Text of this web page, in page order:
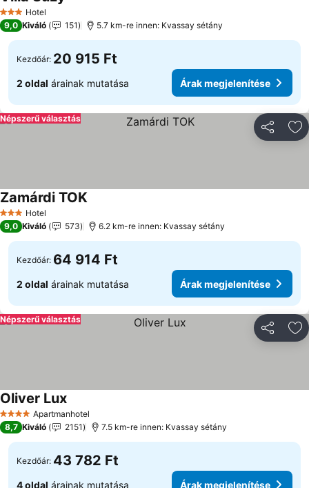
3 Kategória
Hotel
9,0 Kiváló 151 5.7 km-re innen: Kvassay sétány
Kezdőár: 20 915 Ft
2 oldal árainak mutatása Árak megjelenítése
Népszerű választás
3 Kategória
Hotel
Zamárdi TOK
9,0 Kiváló 573 6.2 km-re innen: Kvassay sétány
Kezdőár: 64 914 Ft
2 oldal árainak mutatása Árak megjelenítése
Népszerű választás
4 KategóriaApartmanhotel
Oliver Lux
8,7 Kiváló 2151 7.5 km-re innen: Kvassay sétány
Kezdőár: 43 782 Ft
4 oldal árainak mutatása Árak megjelenítése